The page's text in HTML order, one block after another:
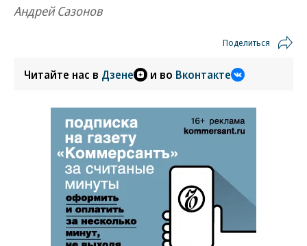
Андрей Сазонов
Поделиться
Читайте нас в Дзене и во Вконтакте